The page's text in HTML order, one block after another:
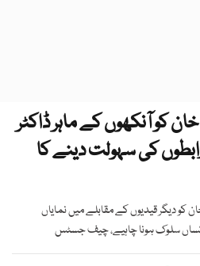
کو آنکھوں کے ماہر ڈاکٹر
کی سہولت دینے کا
کو دیگر قیدیوں کے مقابلے میں نمایاں
سلوک ہونا چاہیے، چیف جسٹس